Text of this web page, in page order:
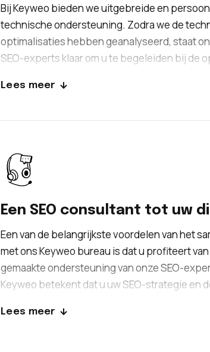
Bij Keyweo bieden we uitgebreide en
technische ondersteuning. Zodra we de
optimalisaties hebben geanalyseerd, staat
SEO-experts klaar om u te begeleiden bij de
gerust hart overlaten aan de experts. Zij zullen
Lees meer
Een SEO consultant tot uw
Een van de belangrijkste voordelen van het
met ons Keyweo bureau is dat u profiteert
gemaakte ondersteuning van onze SEO-
Keyweo betekent dat u uw SEO-strategie en
onze consultants. Wij staan ​​tot uw beschikking
Lees meer